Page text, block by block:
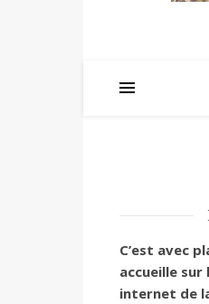
C’est avec
accueille sur
internet de